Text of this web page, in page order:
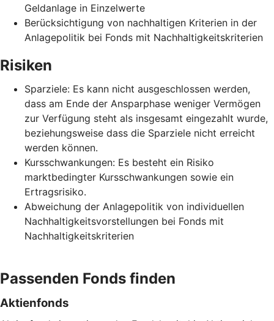
Geldanlage in Einzelwerte
Berücksichtigung von nachhaltigen Kriterien in der
Anlagepolitik bei Fonds mit Nachhaltigkeitskriterien
Risiken
Sparziele: Es kann nicht ausgeschlossen werden,
dass am Ende der Ansparphase weniger Vermögen
zur Verfügung steht als insgesamt eingezahlt wurde,
beziehungsweise dass die Sparziele nicht erreicht
werden können.
Kursschwankungen: Es besteht ein Risiko
marktbedingter Kursschwankungen sowie ein
Ertragsrisiko.
Abweichung der Anlagepolitik von individuellen
Nachhaltigkeitsvorstellungen bei Fonds mit
Nachhaltigkeitskriterien
Passenden Fonds finden
Aktienfonds